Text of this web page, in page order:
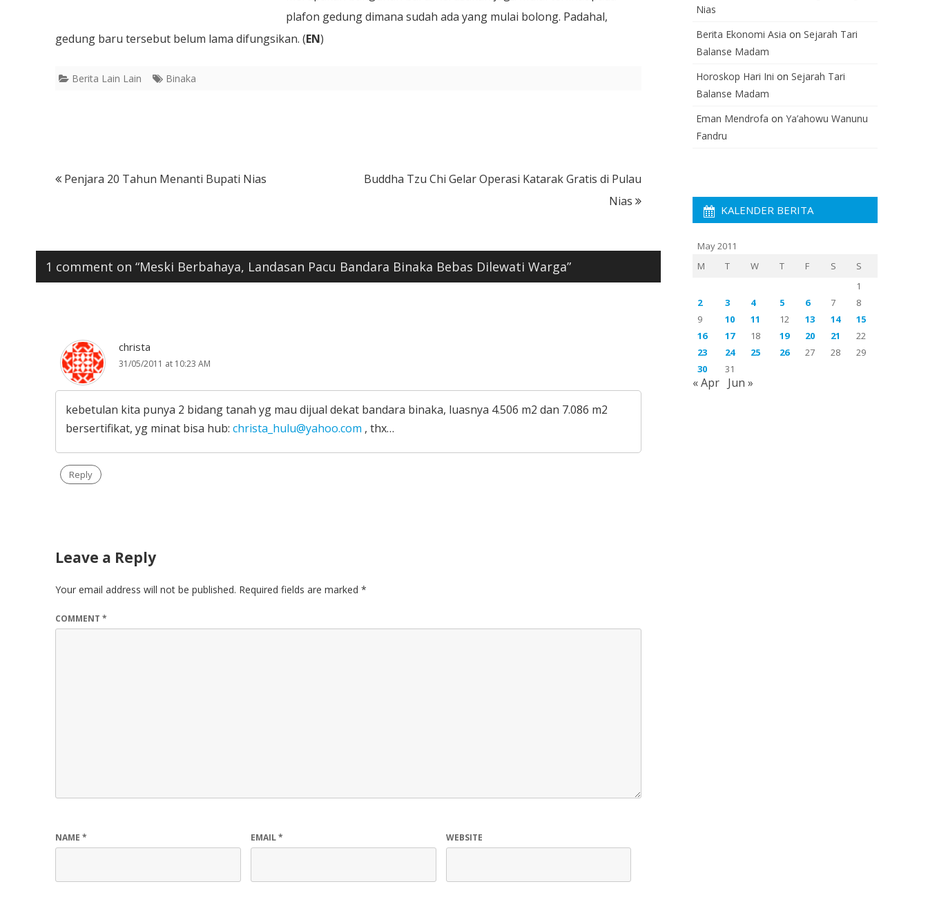
plafon gedung dimana sudah ada yang mulai bolong. Padahal,
gedung baru tersebut belum lama difungsikan. (EN)
Berita Lain Lain Binaka
Post
Penjara 20 Tahun Menanti Bupati Nias
Buddha Tzu Chi Gelar Operasi Katarak Gratis di Pulau
Nias
1 comment on “Meski Berbahaya, Landasan Pacu Bandara Binaka Bebas Dilewati Warga”
christa
31/05/2011 at 10:23 AM
kebetulan kita punya 2 bidang tanah yg mau dijual dekat bandara binaka, luasnya 4.506 m2 dan 7.086 m2
bersertifikat, yg minat bisa hub: christa_hulu@yahoo.com , thx…
Reply
Leave a Reply
Your email address will not be published. Required fields are marked *
COMMENT *
NAME * EMAIL* WEBSITE
Nias
Berita Ekonomi Asia on Sejarah Tari
Balanse Madam
Horoskop Hari Ini on Sejarah Tari
Balanse Madam
Eman Mendrofa on Ya’ahowu Wanunu
Fandru
KALENDER BERITA
May 2011
M
T W T F S
S
1
2
3 4 5 6 7
8
9
10 11 12 13 14
15
16
17 18 19 20 21
22
23
24 25 26 27 28
29
30
31
« Apr Jun »